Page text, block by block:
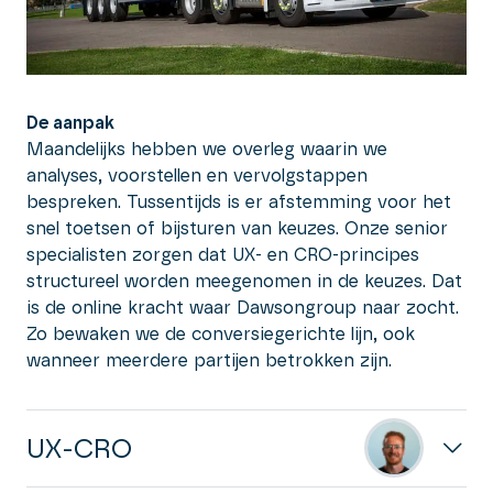
De aanpak
Maandelijks hebben we overleg waarin we
analyses, voorstellen en vervolgstappen
bespreken. Tussentijds is er afstemming voor het
snel toetsen of bijsturen van keuzes. Onze senior
specialisten zorgen dat UX- en CRO-principes
structureel worden meegenomen in de keuzes. Dat
is de online kracht waar Dawsongroup naar zocht.
Zo bewaken we de conversiegerichte lijn, ook
wanneer meerdere partijen betrokken zijn.
UX-CRO